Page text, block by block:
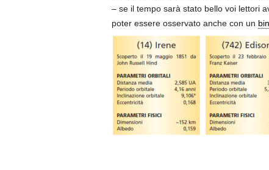
– se il tempo sarà stato bello voi lettori
poter essere osservato anche con un